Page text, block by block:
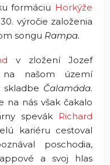
formáciu Horkýže
výročie založenia
songu Rampa.
v zložení Jozef
našom území
Čalamáda.
na nás však čakalo
spevák Richard
kariéru cestoval
poschodia,
a svoj hlas